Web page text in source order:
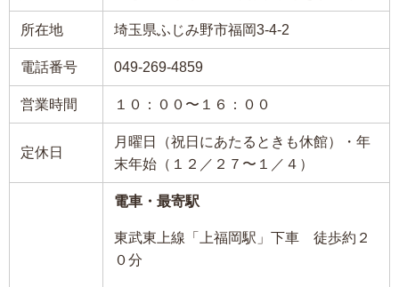
所在地 埼玉県ふじみ野市福岡3-4-2
電話番号 049-269-4859
営業時間 １０：００〜１６：００
定休日
月曜日（祝日にあたるときも休館）・年
末年始（１２／２７〜１／４）
電車・最寄駅
東武東上線「上福岡駅」下車 徒歩約２
０分